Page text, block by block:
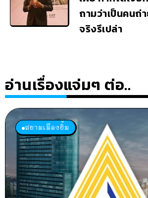
ถามว่าเป็นคน
จริงรึเปล่า
อ่านเรื่องแจ่มๆ ต่อ..
สยามเมืองยิ้ม